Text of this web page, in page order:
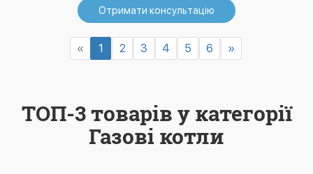
Отримати консультацію
« 1 2 3 4 5 6 »
ТОП-3 товарів у категорії
Газові котли